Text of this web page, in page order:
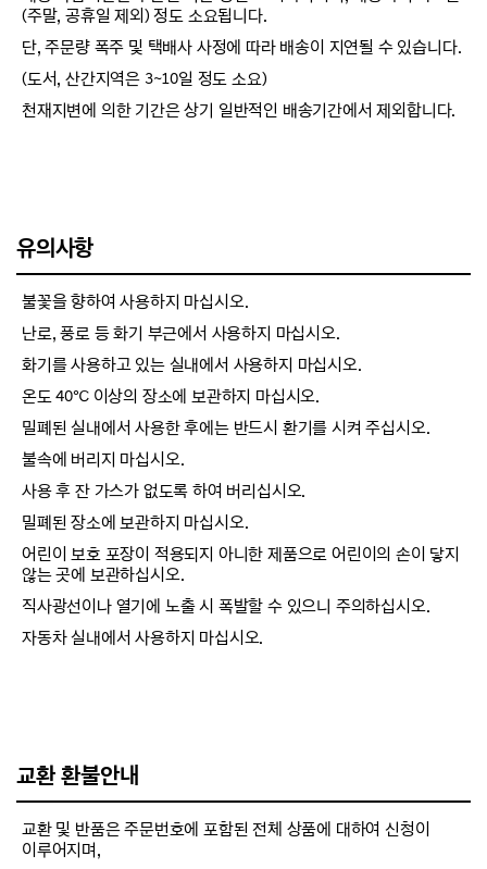
(주말, 공휴일 제외) 정도 소요됩니다.
단, 주문량 폭주 및 택배사 사정에 따라 배송이 지연될 수 있습니다.
(도서, 산간지역은 3~10일 정도 소요)
천재지변에 의한 기간은 상기 일반적인 배송기간에서 제외합니다.
유의사항
불꽃을 향하여 사용하지 마십시오.
난로, 풍로 등 화기 부근에서 사용하지 마십시오.
화기를 사용하고 있는 실내에서 사용하지 마십시오.
온도 40℃ 이상의 장소에 보관하지 마십시오.
밀폐된 실내에서 사용한 후에는 반드시 환기를 시켜 주십시오.
불속에 버리지 마십시오.
사용 후 잔 가스가 없도록 하여 버리십시오.
밀폐된 장소에 보관하지 마십시오.
어린이 보호 포장이 적용되지 아니한 제품으로 어린이의 손이 닿지
않는 곳에 보관하십시오.
직사광선이나 열기에 노출 시 폭발할 수 있으니 주의하십시오.
자동차 실내에서 사용하지 마십시오.
교환 환불안내
교환 및 반품은 주문번호에 포함된 전체 상품에 대하여 신청이
이루어지며,